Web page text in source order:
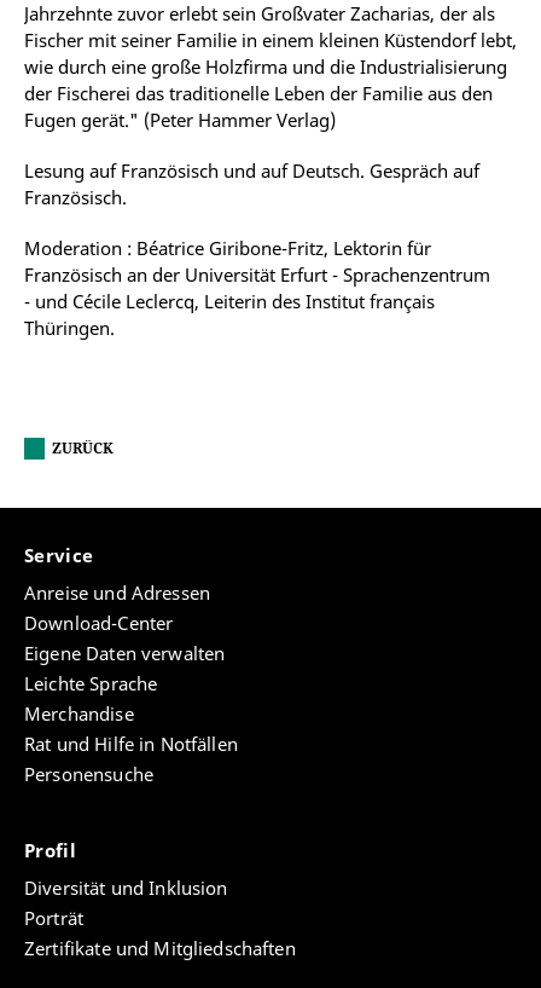
Jahrzehnte zuvor erlebt sein Großvater Zacharias, der als
Fischer mit seiner Familie in einem kleinen Küstendorf lebt,
wie durch eine große Holzfirma und die Industrialisierung
der Fischerei das traditionelle Leben der Familie aus den
Fugen gerät." (Peter Hammer Verlag)
Lesung auf Französisch und auf Deutsch. Gespräch auf
Französisch.
Moderation : Béatrice Giribone-Fritz, Lektorin für
Französisch an der Universität Erfurt - Sprachenzentrum
- und Cécile Leclercq, Leiterin des Institut français
Thüringen.
ZURÜCK
Service
Anreise und Adressen
Download-Center
Eigene Daten verwalten
Leichte Sprache
Merchandise
Rat und Hilfe in Notfällen
Personensuche
Profil
Diversität und Inklusion
Porträt
Zertifikate und Mitgliedschaften